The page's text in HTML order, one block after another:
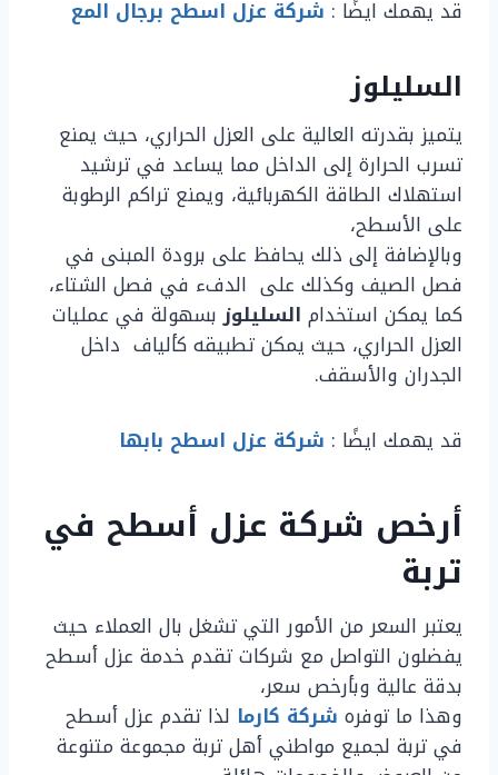
قد يهمك ايضًا : شركة عزل اسطح برجال المع
السليلوز
يتميز بقدرته العالية على العزل الحراري، حيث يمنع
تسرب الحرارة إلى الداخل مما يساعد في ترشيد
استهلاك الطاقة الكهربائية، ويمنع تراكم الرطوبة
على الأسطح،
وبالإضافة إلى ذلك يحافظ على برودة المبنى في
فصل الصيف وكذلك على الدفء في فصل الشتاء،
كما يمكن استخدام السليلوزبسهولة في عمليات
العزل الحراري، حيث يمكن تطبيقه كألياف داخل
الجدران والأسقف.
قد يهمك ايضًا : شركة عزل اسطح بابها
أرخص شركة عزل أسطح في
تربة
يعتبر السعر من الأمور التي تشغل بال العملاء حيث
يفضلون التواصل مع شركات تقدم خدمة عزل أسطح
بدقة عالية وبأرخص سعر،
وهذا ما توفره شركة كارما لذا تقدم عزل أسطح
في تربة لجميع مواطني أهل تربة مجموعة متنوعة